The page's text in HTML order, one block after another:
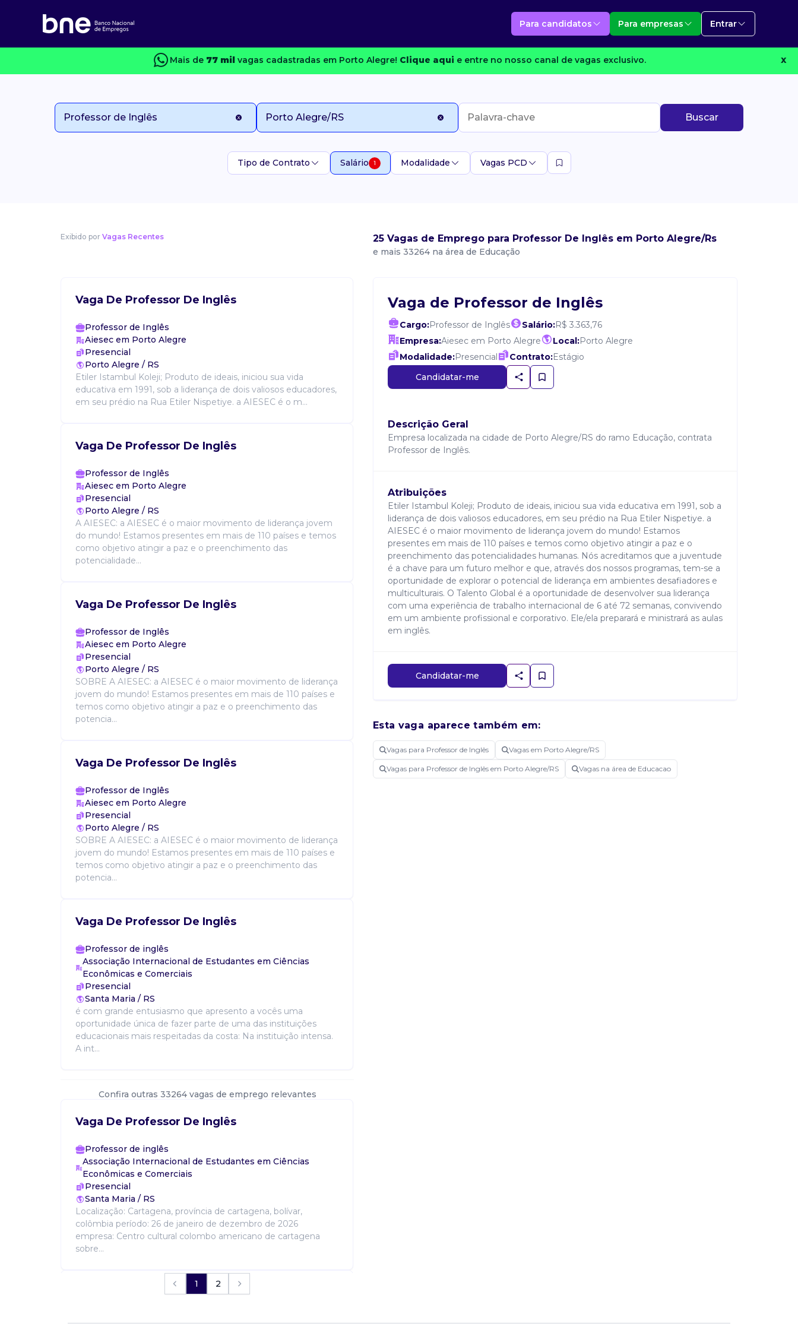
Para candidatos Para empresas Entrar
Mais de 77 mil vagas cadastradas em Porto Alegre! Clique aqui e entre no nosso canal de vagas exclusivo. X
Buscar
Tipo de Contrato Salário 1 Modalidade Vagas PCD
Exibido por Vagas Recentes 25 Vagas de Emprego para Professor De Inglês em Porto Alegre/Rs
e mais 33264 na área de Educação
Vaga De Professor De Inglês
Professor de Inglês
Aiesec em Porto Alegre
Presencial
Porto Alegre / RS
Etiler Istambul Koleji; Produto de ideais, iniciou sua vida
educativa em 1991, sob a liderança de dois valiosos educadores,
em seu prédio na Rua Etiler Nispetiye. a AIESEC é o m...
Vaga De Professor De Inglês
Professor de Inglês
Aiesec em Porto Alegre
Presencial
Porto Alegre / RS
A AIESEC: a AIESEC é o maior movimento de liderança jovem
do mundo! Estamos presentes em mais de 110 países e temos
como objetivo atingir a paz e o preenchimento das
potencialidade...
Vaga De Professor De Inglês
Professor de Inglês
Aiesec em Porto Alegre
Presencial
Porto Alegre / RS
SOBRE A AIESEC: a AIESEC é o maior movimento de liderança
jovem do mundo! Estamos presentes em mais de 110 países e
temos como objetivo atingir a paz e o preenchimento das
potencia...
Vaga De Professor De Inglês
Professor de Inglês
Aiesec em Porto Alegre
Presencial
Porto Alegre / RS
SOBRE A AIESEC: a AIESEC é o maior movimento de liderança
jovem do mundo! Estamos presentes em mais de 110 países e
temos como objetivo atingir a paz e o preenchimento das
potencia...
Vaga De Professor De Inglês
Professor de inglês
Associação Internacional de Estudantes em Ciências
Econômicas e Comerciais
Presencial
Santa Maria / RS
é com grande entusiasmo que apresento a vocês uma
oportunidade única de fazer parte de uma das instituições
educacionais mais respeitadas da costa: Na instituição intensa.
A int...
Confira outras 33264 vagas de emprego relevantes
Vaga De Professor De Inglês
Professor de inglês
Associação Internacional de Estudantes em Ciências
Econômicas e Comerciais
Presencial
Santa Maria / RS
Localização: Cartagena, província de cartagena, bolívar,
colômbia período: 26 de janeiro de dezembro de 2026
empresa: Centro cultural colombo americano de cartagena
sobre...
Vaga De Professor De Inglês
1 2
Vaga de Professor de Inglês
Cargo:Professor de Inglês Salário:R$ 3.363,76
Empresa:Aiesec em Porto Alegre Local:Porto Alegre
Modalidade:Presencial Contrato:Estágio
Candidatar-me
Descrição Geral
Empresa localizada na cidade de Porto Alegre/RS do ramo Educação, contrata
Professor de Inglês.
Atribuições
Etiler Istambul Koleji; Produto de ideais, iniciou sua vida educativa em 1991, sob a
liderança de dois valiosos educadores, em seu prédio na Rua Etiler Nispetiye. a
AIESEC é o maior movimento de liderança jovem do mundo! Estamos
presentes em mais de 110 países e temos como objetivo atingir a paz e o
preenchimento das potencialidades humanas. Nós acreditamos que a juventude
é a chave para um futuro melhor e que, através dos nossos programas, tem-se a
oportunidade de explorar o potencial de liderança em ambientes desafiadores e
multiculturais. O Talento Global é a oportunidade de desenvolver sua liderança
com uma experiência de trabalho internacional de 6 até 72 semanas, convivendo
em um ambiente profissional e corporativo. Ele/ela preparará e ministrará as aulas
em inglês.
Candidatar-me
Esta vaga aparece também em:
Vagas para Professor de Inglês Vagas em Porto Alegre/RS
Vagas para Professor de Inglês em Porto Alegre/RS Vagas na área de Educacao